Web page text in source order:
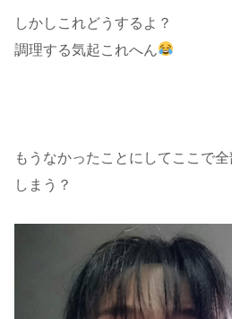
しかしこれどうするよ？
調理する気起これへん
もうなかったことにしてここで
しまう？